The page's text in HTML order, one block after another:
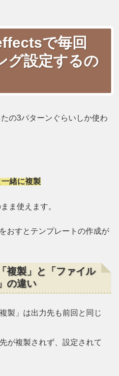
で毎回
グ設定するの
の3パターンぐらいしか使わ
緒に複製
ま使えます。
おすとテンプレートの作成が
複製」と「ファイル
の違い
製」は出力先も前回と同じ
が複製されず、設定されて